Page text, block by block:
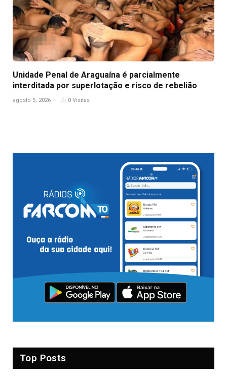
Unidade Penal de Araguaína é parcialmente
interditada por superlotação e risco de rebelião
agosto 5, 2026 0 Visitas
Top Posts